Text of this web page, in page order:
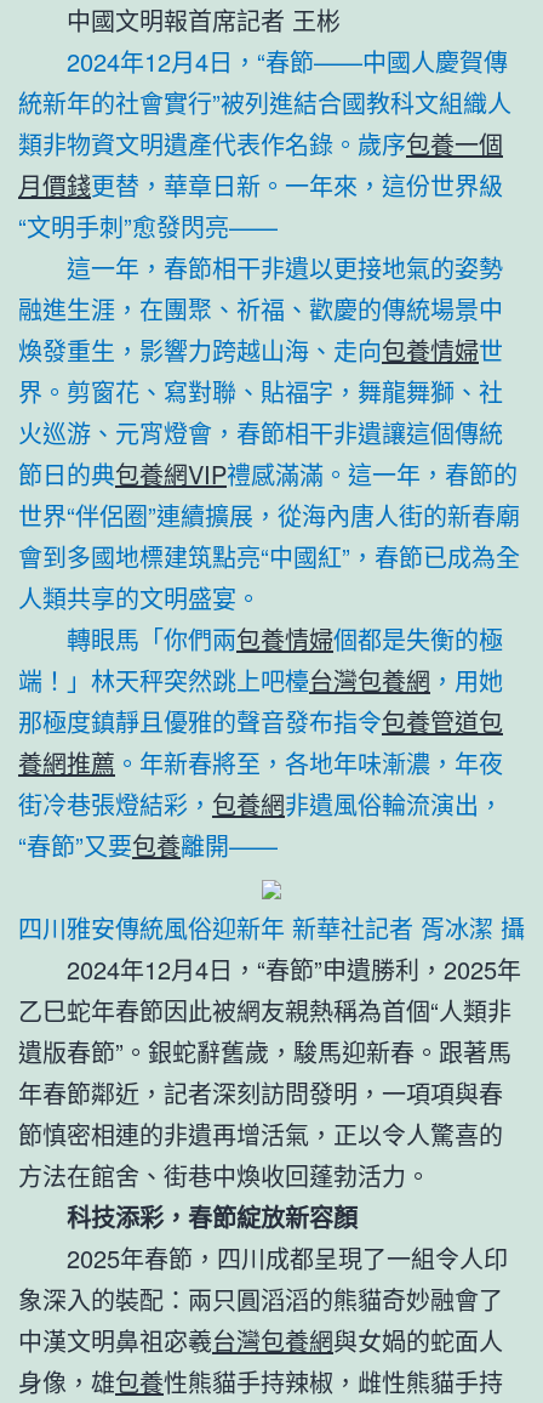
中國文明報首席記者 王彬
2024年12月4日，“春節——中國人慶賀傳
統新年的社會實行”被列進結合國教科文組織人
類非物資文明遺產代表作名錄。歲序包養一個
月價錢更替，華章日新。一年來，這份世界級
“文明手刺”愈發閃亮——
這一年，春節相干非遺以更接地氣的姿勢
融進生涯，在團聚、祈福、歡慶的傳統場景中
煥發重生，影響力跨越山海、走向包養情婦世
界。剪窗花、寫對聯、貼福字，舞龍舞獅、社
火巡游、元宵燈會，春節相干非遺讓這個傳統
節日的典包養網VIP禮感滿滿。這一年，春節的
世界“伴侶圈”連續擴展，從海內唐人街的新春廟
會到多國地標建筑點亮“中國紅”，春節已成為全
人類共享的文明盛宴。
轉眼馬「你們兩包養情婦個都是失衡的極
端！」林天秤突然跳上吧檯台灣包養網 ，用她
那極度鎮靜且優雅的聲音發布指令包養管道包
養網推薦 。年新春將至，各地年味漸濃，年夜
街冷巷張燈結彩， 包養網非遺風俗輪流演出，
“春節”又要包養離開——
四川雅安傳統風俗迎新年 新華社記者 胥冰潔 攝
2024年12月4日，“春節”申遺勝利，2025年
乙巳蛇年春節因此被網友親熱稱為首個“人類非
遺版春節”。銀蛇辭舊歲，駿馬迎新春。跟著馬
年春節鄰近，記者深刻訪問發明，一項項與春
節慎密相連的非遺再增活氣，正以令人驚喜的
方法在館舍、街巷中煥收回蓬勃活力。
科技添彩，春節綻放新容顏
2025年春節，四川成都呈現了一組令人印
象深入的裝配：兩只圓滔滔的熊貓奇妙融會了
中漢文明鼻祖宓羲台灣包養網與女媧的蛇面人
身像，雄包養性熊貓手持辣椒，雌性熊貓手持